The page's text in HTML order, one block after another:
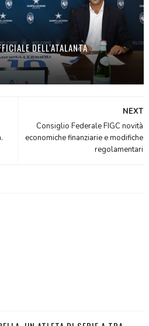
DELL'ATALANTA
NEXT
Consiglio Federale FIGC novità
economiche finanziarie e modifiche
regolamentari